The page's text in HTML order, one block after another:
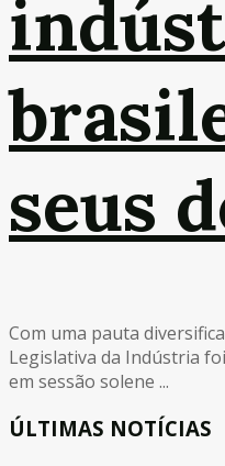
seus
Com uma pauta
Legislativa da Indústria
em sessão solene ...
ÚLTIMAS NOTÍCIAS